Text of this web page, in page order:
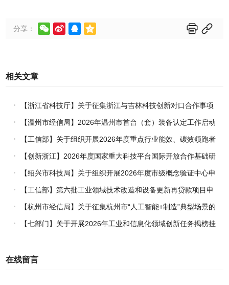
分享：      
相关文章
【浙江省科技厅】关于征集浙江与吉林科技创新对口合作事项
的通知【温州市经信局】2026年温州市首台（套）装备认定工作启动
【工信部】关于组织开展2026年度重点行业能效、碳效领跑者
企业推荐工作的通知
【创新浙江】2026年度国家重大科技平台国际开放合作基础研
究专项（试点）项目指南
【绍兴市科技局】关于组织开展2026年度市级概念验证中心申
报工作的通知
【工信部】第六批工业领域技术改造和设备更新再贷款项目申
报工作启动
【杭州市经信局】关于征集杭州市“人工智能+制造”典型场景的
通知【七部门】关于开展2026年工业和信息化领域创新任务揭榜挂
在线留言